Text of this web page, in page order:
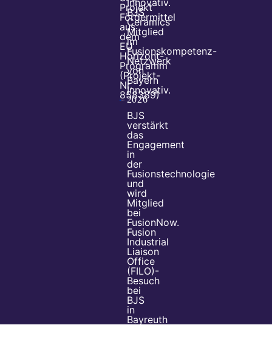
Projekt
Fördermittel
aus
dem
EU
Horizont-
Programm
(Projekt-
Nr.
858389)
Innovativ.
BJS
Ceramics
Mitglied
im
Fusionskompetenz-
Netzwerk
von
Bayern
Innovativ.
2026
BJS
verstärkt
das
Engagement
in
der
Fusionstechnologie
und
wird
Mitglied
bei
FusionNow.
Fusion
Industrial
Liaison
Office
(FILO)-
Besuch
bei
BJS
in
Bayreuth
YOUTUBE/VIMEO